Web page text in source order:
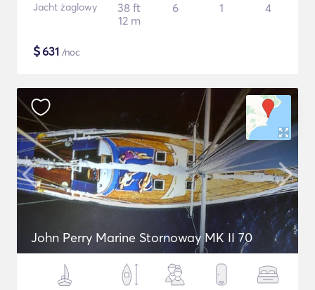
Jacht żaglowy
38 ft
12 m
6 1 4
$631 /noc
John Perry Marine Stornoway MK II 70